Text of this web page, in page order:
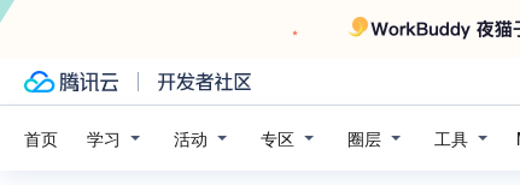
首页 学习 活动 专区 圈层 工具